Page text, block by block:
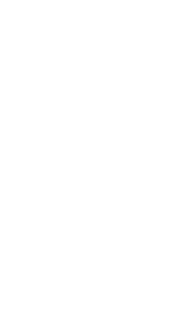
kwaliteit en
keuze voor
soepele
te vormen en
kleurrijke
biedt de